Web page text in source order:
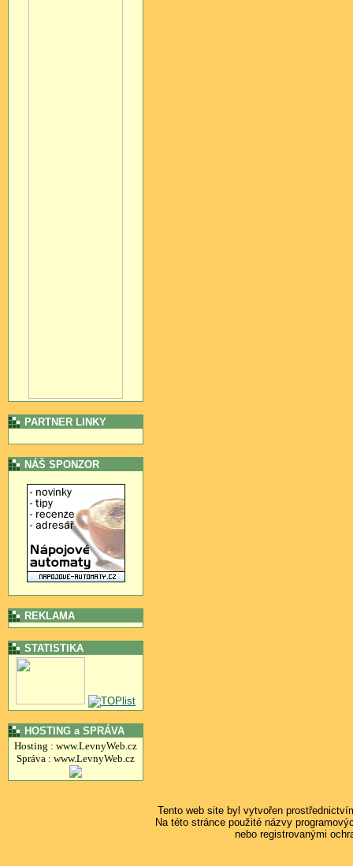
PARTNER LINKY
NÁŠ SPONZOR
REKLAMA
STATISTIKA
HOSTING a SPRÁVA
Hosting : www.LevnyWeb.cz
Správa : www.LevnyWeb.cz
Tento web site byl vytvořen
Na této stránce použité názvy
nebo registrovanými